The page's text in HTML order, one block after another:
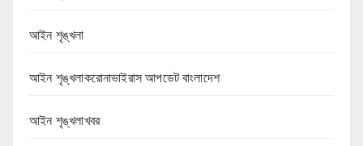
আইন শৃঙ্খলা
আইন শৃঙ্খলাকরোনাভাইরাস আপডেট বাংলাদেশ
আইন শৃঙ্খলাখবর